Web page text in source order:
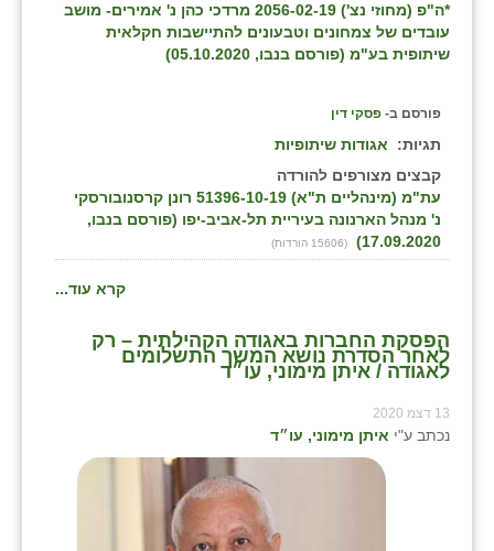
*ה"פ (מחוזי נצ') 2056-02-19 מרדכי כהן נ' אמירים- מושב
עובדים של צמחונים וטבעונים להתיישבות חקלאית
שיתופית בע"מ (פורסם בנבו, 05.10.2020)
פורסם ב- פסקי דין
תגיות:
אגודות שיתופיות
קבצים מצורפים להורדה
עת"מ (מינהליים ת"א) 51396-10-19 רונן קרסנובורסקי
נ' מנהל הארנונה בעיריית תל-אביב-יפו (פורסם בנבו,
17.09.2020)
(15606 הורדות)
קרא עוד...
הפסקת החברות באגודה הקהילתית – רק
לאחר הסדרת נושא המשך התשלומים
לאגודה / איתן מימוני, עו״ד
13 דצמ 2020
נכתב ע"י איתן מימוני, עו״ד